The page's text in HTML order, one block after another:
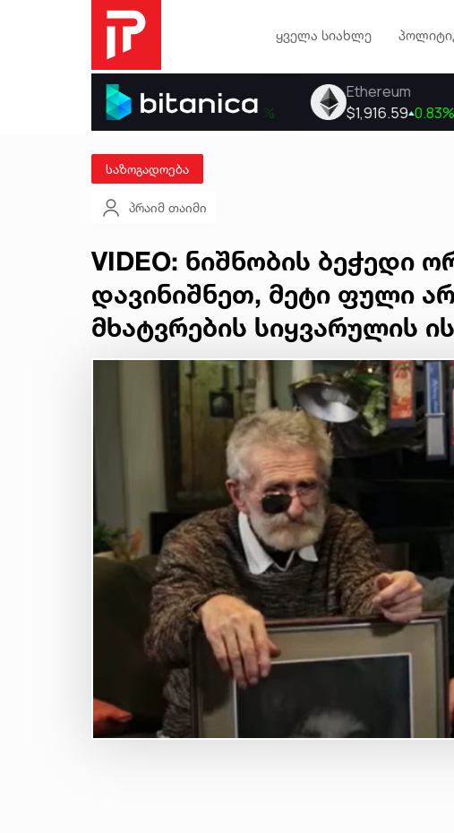
ყველა სიახლე
საზოგადოება
პრაიმ თაიმი
VIDEO: ნიშნობის ბეჭედი
დავინიშნეთ, მეტი ფული
მხატვრების სიყვარულის